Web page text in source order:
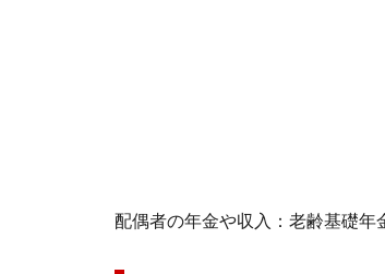
配偶者の年金や収入：老齢基礎年